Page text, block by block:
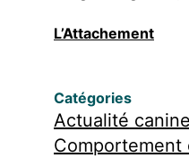
L’Attachement
Catégories
Actualité
Comportement